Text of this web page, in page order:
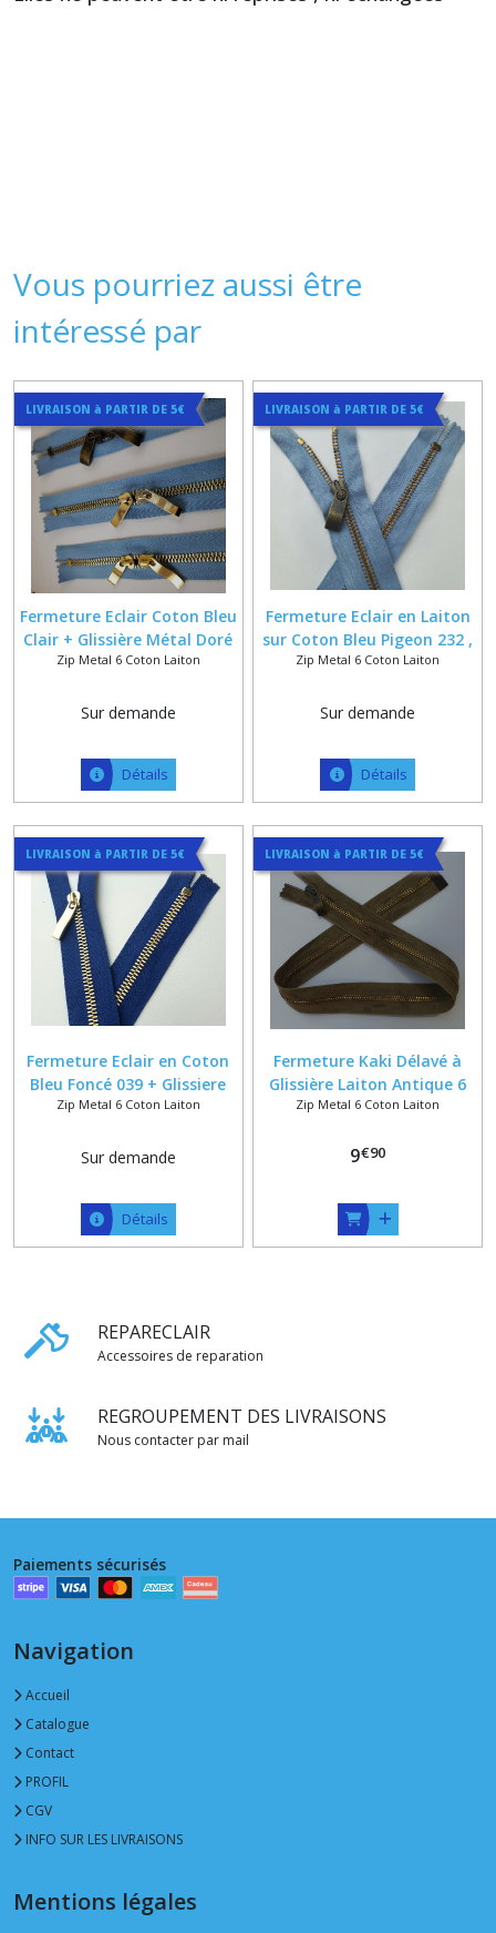
Vous pourriez aussi être
intéressé par
LIVRAISON à PARTIR DE 5€
Fermeture Eclair Coton Bleu
Clair + Glissière Métal Doré
ou Vieux Laiton 6 mm Sur
Zip Metal 6 Coton Laiton
Sur demande
Détails
LIVRAISON à PARTIR DE 5€
Fermeture Eclair en Laiton
sur Coton Bleu Pigeon 232 ,
Finition Patinée , Dorée ou
Zip Metal 6 Coton Laiton
Sur demande
Détails
LIVRAISON à PARTIR DE 5€
Fermeture Eclair en Coton
Bleu Foncé 039 + Glissiere
Métal Doré Poli 6.2 mm , Zip
cm
Zip Metal 6 Coton Laiton
Sur demande
Détails
LIVRAISON à PARTIR DE 5€
Fermeture Kaki Délavé à
Glissière Laiton Antique 6
mm sur mesure jusqu'à 60
Zip Metal 6 Coton Laiton
9€90
REPARECLAIR
Accessoires de reparation
REGROUPEMENT DES LIVRAISONS
Nous contacter par mail
Paiements sécurisés
Navigation
Accueil
Catalogue
Contact
PROFIL
CGV
INFO SUR LES LIVRAISONS
Mentions légales